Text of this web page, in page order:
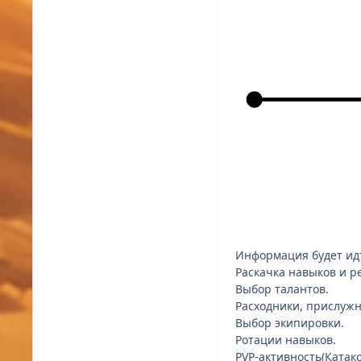
Информация будет
Раскачка навыков и
Выбор талантов.
Расходники,
Выбор экипировки.
Ротации навыков.
PVP-